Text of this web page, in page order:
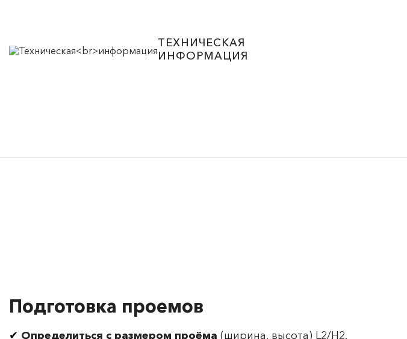
ТЕХНИЧЕСКАЯ
ИНФОРМАЦИЯ
Подготовка проемов
Определиться с размером проёма (ширина, высота) L2/H2.